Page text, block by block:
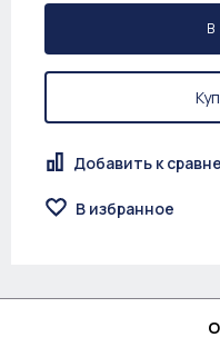
Добавить к
В избранное